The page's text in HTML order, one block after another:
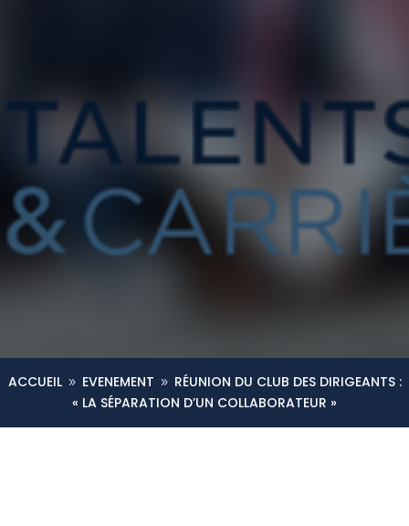
ACCUEIL 9 EVENEMENT 9 RÉUNION DU CLUB DES DIRIGEANTS :
« LA SÉPARATION D’UN COLLABORATEUR »